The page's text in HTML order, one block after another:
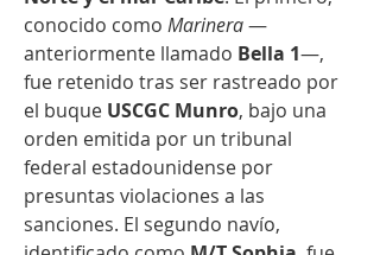
conocido como Marinera —
anteriormente llamado Bella 1—,
fue retenido tras ser rastreado por
el buque USCGC Munro, bajo una
orden emitida por un tribunal
federal estadounidense por
presuntas violaciones a las
sanciones. El segundo navío,